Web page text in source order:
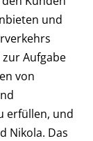
und
Aufgabe
von
erfüllen, und
Nikola. Das